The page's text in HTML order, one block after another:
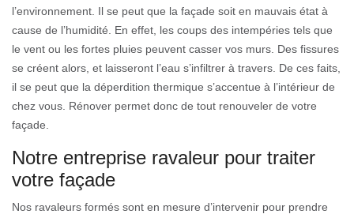
l’environnement. Il se peut que la façade soit en mauvais état à
cause de l’humidité. En effet, les coups des intempéries tels que
le vent ou les fortes pluies peuvent casser vos murs. Des fissures
se créent alors, et laisseront l’eau s’infiltrer à travers. De ces faits,
il se peut que la déperdition thermique s’accentue à l’intérieur de
chez vous. Rénover permet donc de tout renouveler de votre
façade.
Notre entreprise ravaleur pour traiter
votre façade
Nos ravaleurs formés sont en mesure d’intervenir pour prendre